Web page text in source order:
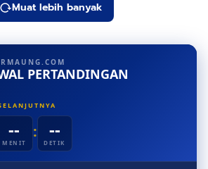
Muat lebih banyak
PERTANDINGAN
--
MENIT
: --
DETIK